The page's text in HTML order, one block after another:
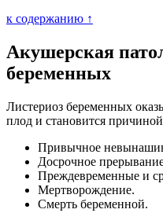
к содержанию ↑
Акушерская
беременных
Листериоз беременных
плод и становится
Привычное
Досрочное
Преждевременные и
Мертворождение.
Смерть беременной.